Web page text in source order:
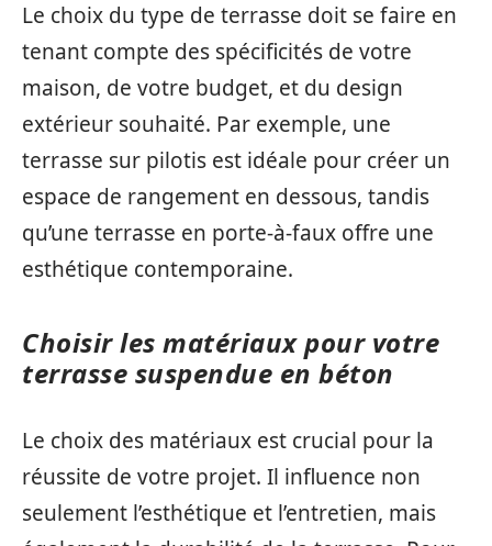
Le choix du type de terrasse doit se faire en
tenant compte des spécificités de votre
maison, de votre budget, et du design
extérieur souhaité. Par exemple, une
terrasse sur pilotis est idéale pour créer un
espace de rangement en dessous, tandis
qu’une terrasse en porte-à-faux offre une
esthétique contemporaine.
Choisir les matériaux pour votre
terrasse suspendue en béton
Le choix des matériaux est crucial pour la
réussite de votre projet. Il influence non
seulement l’esthétique et l’entretien, mais